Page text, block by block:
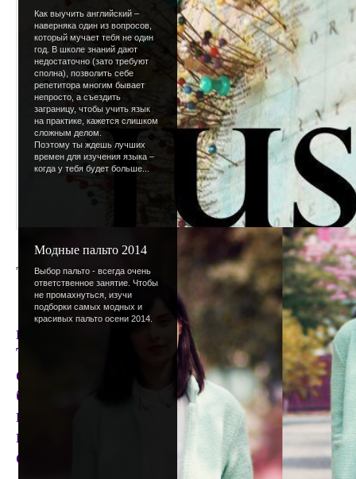
Как выучить английский –
наверняка один из вопросов,
который мучает тебя не один
год. В школе знаний дают
недостаточно (зато требуют
сполна), позволить себе
репетитора многим бывает
непросто, а съездить
заграницу, чтобы учить язык
на практике, кажется слишком
сложным делом.
Поэтому ты ждешь лучших
времен для изучения языка –
когда у тебя будет больше...
Модные пальто 2014
Выбор пальто - всегда очень
ответственное занятие. Чтобы
не промахнуться, изучи
подборки самых модных и
красивых пальто осени 2014.
Трудная неделя
Ура ура! До лета - всего лишь 11 дней.
недель! Можно бы уже радоваться и
Так вот - между серыми буднями и
есть очень противная неделя -
была - в первом или одинадцатом, как бы
на 5, эта неделя не доставит
волнуются, как справятся их ученики.
следует подготовиться. Желаю всем